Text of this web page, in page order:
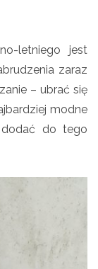
letniego jest
zaraz
– ubrać się
modne
dodać do tego